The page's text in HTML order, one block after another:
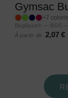
Gymsac
+7 coloris
BagBase® — BG5 —
À partir de
2,07 €